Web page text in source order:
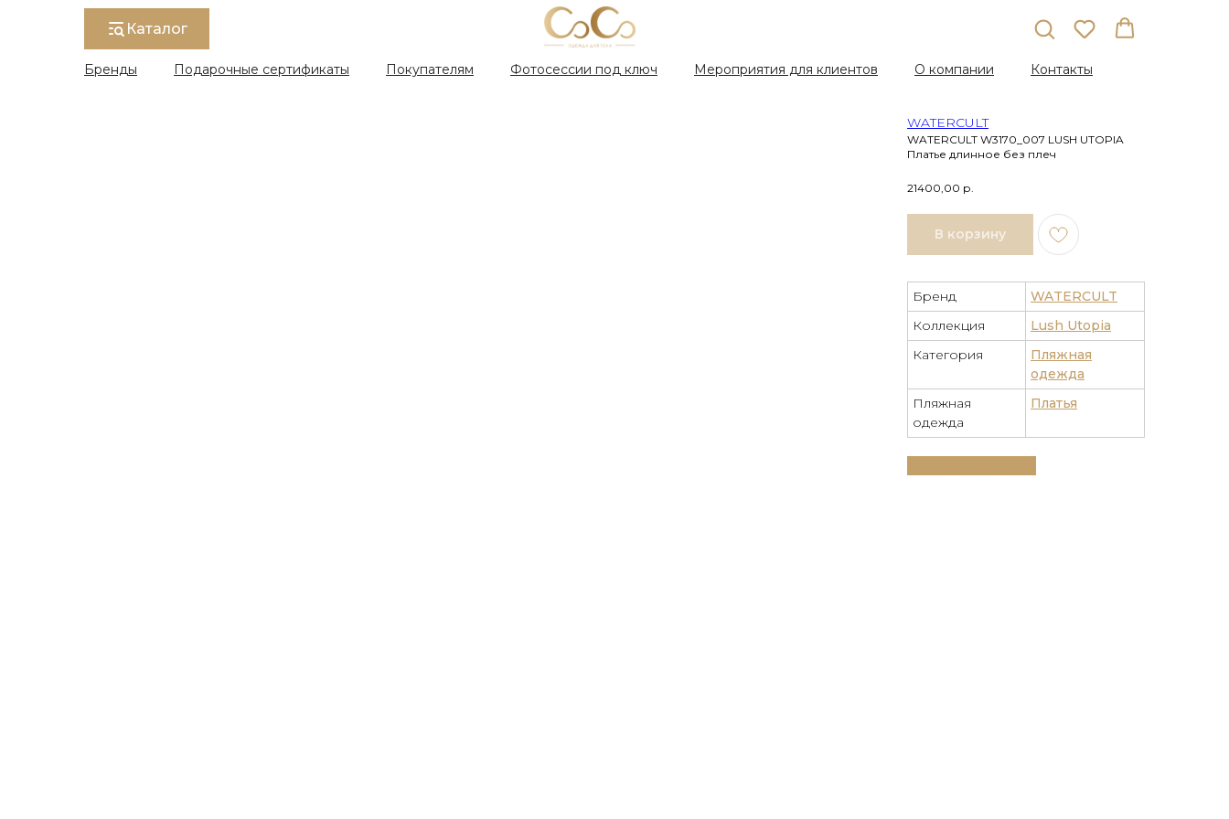
Каталог
Бренды Подарочные сертификаты Покупателям Фотосессии под ключ Мероприятия для клиентов О компании Контакты
WATERCULT W3170_007 LUSH UTOPIA
Платье длинное без плеч
WATERCULT
21400,00 р.
В корзину
Бренд
WATERCULT
Коллекция
Lush Utopia
Категория
Пляжная
одежда
Пляжная
одежда
Платья